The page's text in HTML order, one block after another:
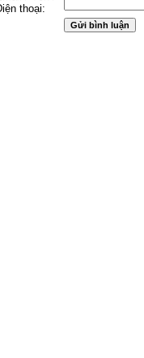
thoại: